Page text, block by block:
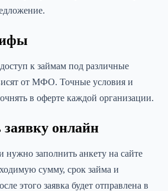
к займам под различные
от МФО. Точные условия и
в оферте каждой организации.
онлайн
нужно заполнить анкету на сайте
сумму, срок займа и
этого заявка будет отправлена в